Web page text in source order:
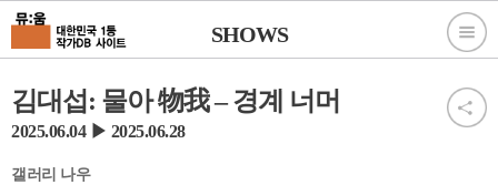
SHOWS
김대섭: 물아 物我 – 경계 너머
2025.06.04 ▶ 2025.06.28
갤러리 나우